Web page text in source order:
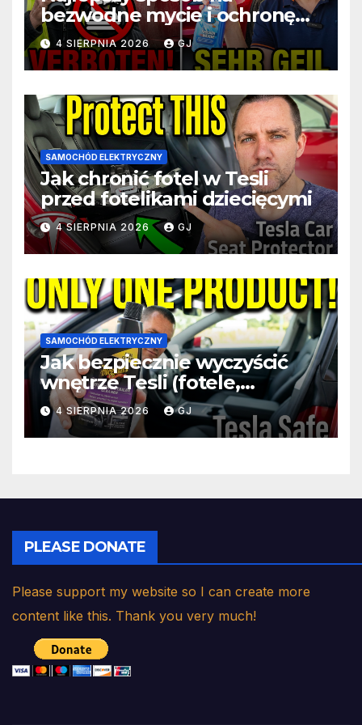
bezwodne mycie i ochronę
Tesli podczas podróży
4 SIERPNIA 2026 GJ
SAMOCHÓD ELEKTRYCZNY
Jak chronić fotel w Tesli
przed fotelikami dziecięcymi
4 SIERPNIA 2026 GJ
SAMOCHÓD ELEKTRYCZNY
Jak bezpiecznie wyczyścić
wnętrze Tesli (fotele,
kierownicę, ekran)
4 SIERPNIA 2026 GJ
PLEASE DONATE
Please support my website so I can create more
content like this. Thank you very much!